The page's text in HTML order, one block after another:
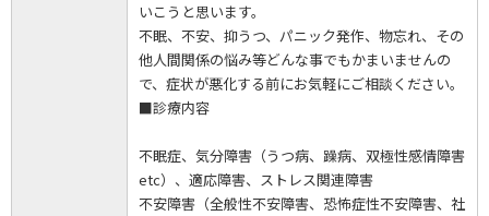
いこうと思います。
不眠、不安、抑うつ、パニック発作、物忘れ、その
他人間関係の悩み等どんな事でもかまいませんの
で、症状が悪化する前にお気軽にご相談ください。
■診療内容
不眠症、気分障害（うつ病、躁病、双極性感情障害
etc）、適応障害、ストレス関連障害
不安障害（全般性不安障害、恐怖症性不安障害、社